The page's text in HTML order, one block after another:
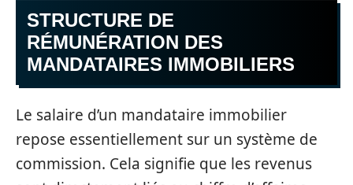
STRUCTURE DE
RÉMUNÉRATION DES
MANDATAIRES IMMOBILIERS
Le salaire d’un mandataire immobilier
repose essentiellement sur un système de
commission. Cela signifie que les revenus